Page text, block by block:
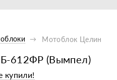
Мотоблок Целина
612ФР (Вымпел)
купили!